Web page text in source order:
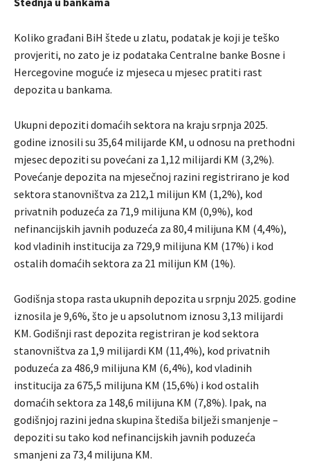
Koliko građani BiH štede u zlatu, podatak je koji je teško
provjeriti, no zato je iz podataka Centralne banke Bosne i
Hercegovine moguće iz mjeseca u mjesec pratiti rast
depozita u bankama.
Ukupni depoziti domaćih sektora na kraju srpnja 2025.
godine iznosili su 35,64 milijarde KM, u odnosu na prethodni
mjesec depoziti su povećani za 1,12 milijardi KM (3,2%).
Povećanje depozita na mjesečnoj razini registrirano je kod
sektora stanovništva za 212,1 milijun KM (1,2%), kod
privatnih poduzeća za 71,9 milijuna KM (0,9%), kod
nefinancijskih javnih poduzeća za 80,4 milijuna KM (4,4%),
kod vladinih institucija za 729,9 milijuna KM (17%) i kod
ostalih domaćih sektora za 21 milijun KM (1%).
Godišnja stopa rasta ukupnih depozita u srpnju 2025. godine
iznosila je 9,6%, što je u apsolutnom iznosu 3,13 milijardi
KM. Godišnji rast depozita registriran je kod sektora
stanovništva za 1,9 milijardi KM (11,4%), kod privatnih
poduzeća za 486,9 milijuna KM (6,4%), kod vladinih
institucija za 675,5 milijuna KM (15,6%) i kod ostalih
domaćih sektora za 148,6 milijuna KM (7,8%). Ipak, na
godišnjoj razini jedna skupina štediša bilježi smanjenje –
depoziti su tako kod nefinancijskih javnih poduzeća
smanjeni za 73,4 milijuna KM.